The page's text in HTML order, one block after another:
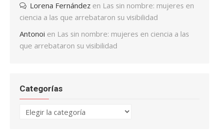
Lorena Fernández en Las sin nombre: mujeres en
ciencia a las que arrebataron su visibilidad
Antonoi en Las sin nombre: mujeres en ciencia a las
que arrebataron su visibilidad
Categorías
Categorías